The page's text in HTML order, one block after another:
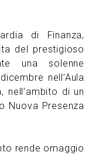
di Finanza,
del prestigioso
una solenne
nell’Aula
nell’ambito di un
Nuova Presenza
rende omaggio